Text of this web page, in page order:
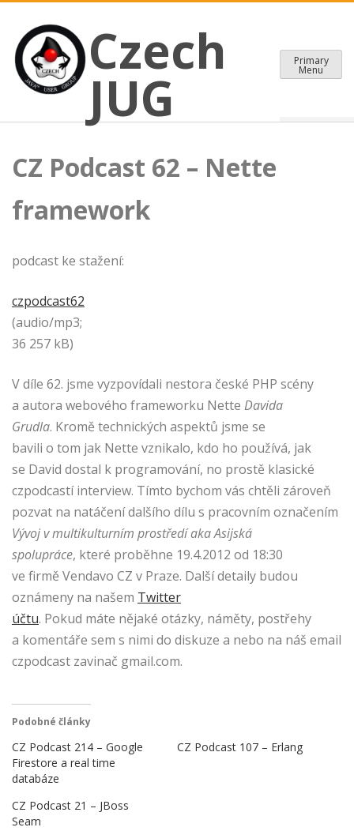
content
Czech JUG
CZECH JAVA USER GROUP
Czech
JUG
Primary
Menu
CZ Podcast 62 – Nette
framework
podcast ke stažení:
czpodcast62
(audio/mp3;
36 257 kB)
V díle 62. jsme vyzpovídali nestora české PHP scény
a autora webového frameworku Nette Davida
Grudla. Kromě technických aspektů jsme se
bavili o tom jak Nette vznikalo, kdo ho používá, jak
se David dostal k programování, no prostě klasické
czpodcastí interview. Tímto bychom vás chtěli zároveň
pozvat na natáčení dalšího dílu s pracovním označením
Vývoj v multikulturním prostředí aka Asijská
spolupráce, které proběhne 19.4.2012 od 18:30
ve firmě Vendavo CZ v Praze. Další detaily budou
oznámeny na našem Twitter
účtu. Pokud máte nějaké otázky, náměty, postřehy
a komentáře sem s nimi do diskuze a nebo na náš email
czpodcast zavinač gmail.com.
Podobné články
CZ Podcast 214 – Google
Firestore a real time
databáze
CZ Podcast 107 – Erlang
CZ Podcast 21 – JBoss
Seam